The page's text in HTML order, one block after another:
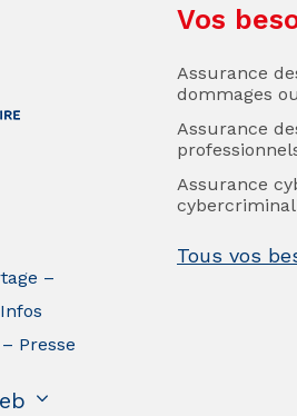
Infos
Presse
Vos
Assurance
dommages
Assurance
Assurance
Tous vos